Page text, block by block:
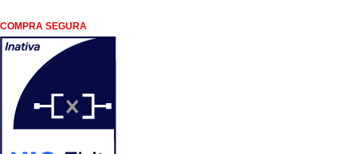
COMPRA SEGURA